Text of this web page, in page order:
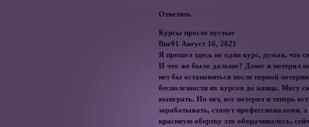
Ответить
Курсы просто пустые
Bnr91 Август 16, 2021
Я прошел здесь не один курс, думая, что
И что же было дальше? Денег я потерял
нет бы остановиться после первой
бесполезности их курсов до конца. Могу
выиграть. Но нет, все потерял и теперь
зарабатывать, станут профессионалами,
красивую обертку это оборачивалось,